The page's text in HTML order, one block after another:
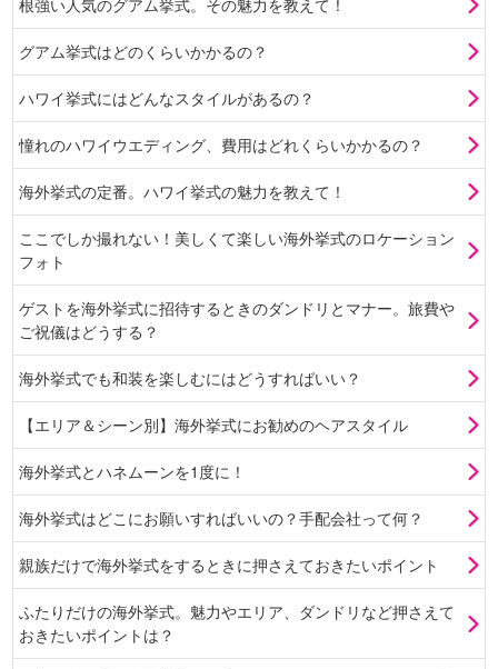
根強い人気のグアム挙式。その魅力を教えて！
グアム挙式はどのくらいかかるの？
ハワイ挙式にはどんなスタイルがあるの？
憧れのハワイウエディング、費用はどれくらいかかるの？
海外挙式の定番。ハワイ挙式の魅力を教えて！
ここでしか撮れない！美しくて楽しい海外挙式のロケーション
フォト
ゲストを海外挙式に招待するときのダンドリとマナー。旅費や
ご祝儀はどうする？
海外挙式でも和装を楽しむにはどうすればいい？
【エリア＆シーン別】海外挙式にお勧めのヘアスタイル
海外挙式とハネムーンを1度に！
海外挙式はどこにお願いすればいいの？手配会社って何？
親族だけで海外挙式をするときに押さえておきたいポイント
ふたりだけの海外挙式。魅力やエリア、ダンドリなど押さえて
おきたいポイントは？